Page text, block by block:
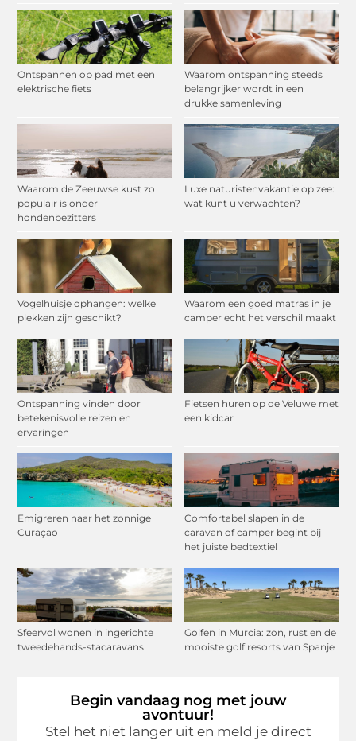
Ontspannen op pad met een
elektrische fiets
Waarom ontspanning steeds
belangrijker wordt in een
drukke samenleving
Waarom de Zeeuwse kust zo
populair is onder
hondenbezitters
Luxe naturistenvakantie op zee:
wat kunt u verwachten?
Vogelhuisje ophangen: welke
plekken zijn geschikt?
Waarom een goed matras in je
camper echt het verschil maakt
Ontspanning vinden door
betekenisvolle reizen en
ervaringen
Fietsen huren op de Veluwe met
een kidcar
Emigreren naar het zonnige
Curaçao
Comfortabel slapen in de
caravan of camper begint bij
het juiste bedtextiel
Sfeervol wonen in ingerichte
tweedehands-stacaravans
Golfen in Murcia: zon, rust en de
mooiste golf resorts van Spanje
Begin vandaag nog met jouw
avontuur!
Stel het niet langer uit en meld je direct